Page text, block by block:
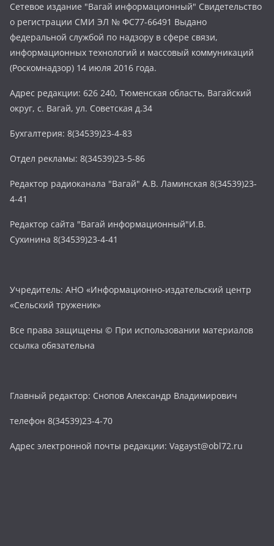
Сетевое издание "Вагай информационный" Свидетельство
о регистрации СМИ ЭЛ № ФС77-66491 Выдано
федеральной службой по надзору в сфере связи,
информационных технологий и массовый коммуникаций
(Роскомнадзор) 14 июля 2016 года.
Адрес редакции: 626 240, Тюменская область, Вагайский
округ, с. Вагай, ул. Советская д.34
Бухгалтерия: 8(34539)23-4-83
Отдел рекламы: 8(34539)23-5-86
Редактор радиоканала "Вагай" А.В. Ламинская 8(34539)23-
4-41
Редактор сайта "Вагай информационный"И.В.
Сухинина 8(34539)23-4-41
Учредитель: АНО «Информационно-издательский центр
«Сельский труженик»
Все права защищены © При использовании материалов
ссылка обязательна
Главный редактор: Снопов Александр Владимирович
телефон 8(34539)23-4-70
Адрес электронной почты редакции: Vagayst@obl72.ru